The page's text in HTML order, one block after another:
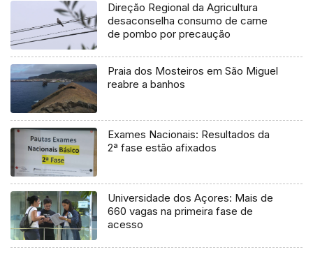
Direção Regional da Agricultura
desaconselha consumo de carne
de pombo por precaução
Praia dos Mosteiros em São Miguel
reabre a banhos
Exames Nacionais: Resultados da
2ª fase estão afixados
Universidade dos Açores: Mais de
660 vagas na primeira fase de
acesso